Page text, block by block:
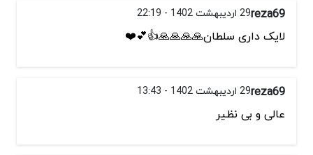
reza6929 اردیبهشت 1402 - 22:19
لایک داری سلطان🙏🙏🙏🙏👍💕❤️
reza6929 اردیبهشت 1402 - 13:43
عالی و بی نظیر